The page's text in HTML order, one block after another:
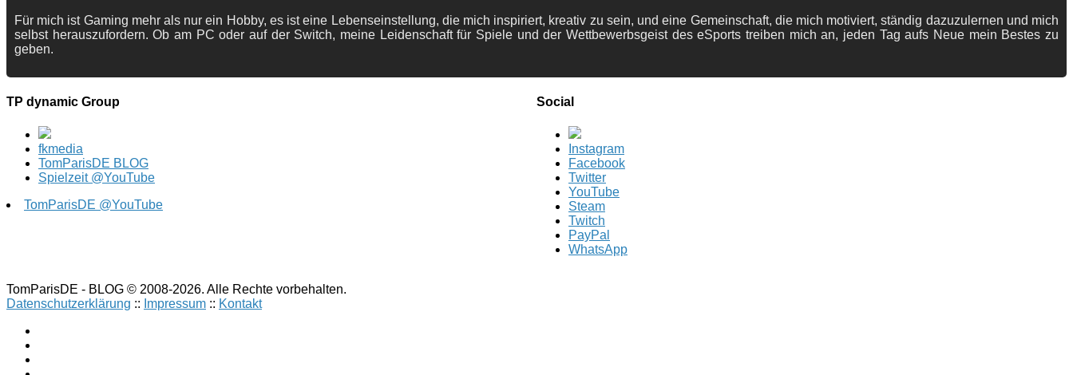
Für mich ist Gaming mehr als nur ein Hobby, es ist eine Lebenseinstellung, die mich inspiriert, kreativ zu sein, und eine Gemeinschaft, die mich motiviert, ständig dazuzulernen und mich
selbst herauszufordern. Ob am PC oder auf der Switch, meine Leidenschaft für Spiele und der Wettbewerbsgeist des eSports treiben mich an, jeden Tag aufs Neue mein Bestes zu
geben.
TP dynamic Group
fkmedia
TomParisDE BLOG
Spielzeit @YouTube
TomParisDE @YouTube
Social
Instagram
Facebook
Twitter
YouTube
Steam
Twitch
PayPal
WhatsApp
TomParisDE - BLOG © 2008-2026. Alle Rechte vorbehalten.
Datenschutzerklärung :: Impressum :: Kontakt